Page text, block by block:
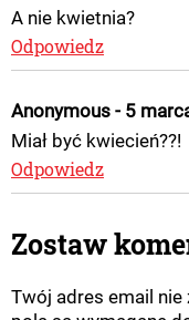
A nie kwietnia?
Odpowiedz
Anonymous - 5
Miał być kwiecień??!
Odpowiedz
Zostaw
Twój adres email